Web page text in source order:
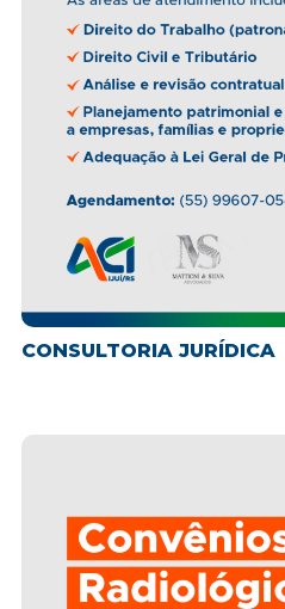
CONSULTORIA JURÍDICA